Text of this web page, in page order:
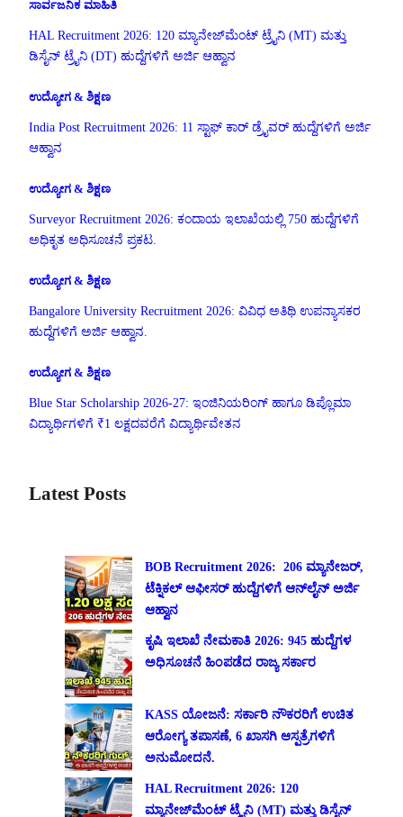
ಸಾರ್ವಜನಿಕ ಮಾಹಿತಿ
HAL Recruitment 2026: 120 ಮ್ಯಾನೇಜ್‌ಮೆಂಟ್ ಟ್ರೈನಿ (MT) ಮತ್ತು
ಡಿಸೈನ್ ಟ್ರೈನಿ (DT) ಹುದ್ದೆಗಳಿಗೆ ಅರ್ಜಿ ಆಹ್ವಾನ
ಉದ್ಯೋಗ & ಶಿಕ್ಷಣ
India Post Recruitment 2026: 11 ಸ್ಟಾಫ್ ಕಾರ್ ಡ್ರೈವರ್ ಹುದ್ದೆಗಳಿಗೆ ಅರ್ಜಿ
ಆಹ್ವಾನ
ಉದ್ಯೋಗ & ಶಿಕ್ಷಣ
Surveyor Recruitment 2026: ಕಂದಾಯ ಇಲಾಖೆಯಲ್ಲಿ 750 ಹುದ್ದೆಗಳಿಗೆ
ಅಧಿಕೃತ ಅಧಿಸೂಚನೆ ಪ್ರಕಟ.
ಉದ್ಯೋಗ & ಶಿಕ್ಷಣ
Bangalore University Recruitment 2026: ವಿವಿಧ ಅತಿಥಿ ಉಪನ್ಯಾಸಕರ
ಹುದ್ದೆಗಳಿಗೆ ಅರ್ಜಿ ಆಹ್ವಾನ.
ಉದ್ಯೋಗ & ಶಿಕ್ಷಣ
Blue Star Scholarship 2026-27: ಇಂಜಿನಿಯರಿಂಗ್ ಹಾಗೂ ಡಿಪ್ಲೊಮಾ
ವಿದ್ಯಾರ್ಥಿಗಳಿಗೆ ₹1 ಲಕ್ಷದವರೆಗೆ ವಿದ್ಯಾರ್ಥಿವೇತನ
Latest Posts
BOB Recruitment 2026: 206 ಮ್ಯಾನೇಜರ್,
ಟೆಕ್ನಿಕಲ್ ಆಫೀಸರ್ ಹುದ್ದೆಗಳಿಗೆ ಆನ್‌ಲೈನ್ ಅರ್ಜಿ
ಆಹ್ವಾನ
ಕೃಷಿ ಇಲಾಖೆ ನೇಮಕಾತಿ 2026: 945 ಹುದ್ದೆಗಳ
ಅಧಿಸೂಚನೆ ಹಿಂಪಡೆದ ರಾಜ್ಯ ಸರ್ಕಾರ
KASS ಯೋಜನೆ: ಸರ್ಕಾರಿ ನೌಕರರಿಗೆ ಉಚಿತ
ಆರೋಗ್ಯ ತಪಾಸಣೆ, 6 ಖಾಸಗಿ ಆಸ್ಪತ್ರೆಗಳಿಗೆ
ಅನುಮೋದನೆ.
HAL Recruitment 2026: 120
ಮ್ಯಾನೇಜ್‌ಮೆಂಟ್ ಟ್ರೈನಿ (MT) ಮತ್ತು ಡಿಸೈನ್